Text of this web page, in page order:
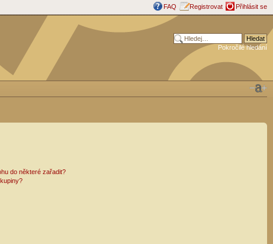
FAQ Registrovat Přihlásit se
Pokročilé hledání
do některé zařadit?